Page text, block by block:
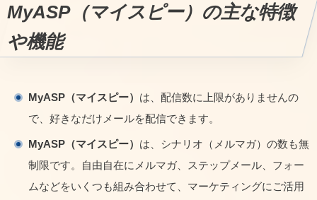
MyASP（マイスピー） の主な特徴
や機能
MyASP（マイスピー） は、配信数に上限がありませんの
で、好きなだけメールを配信できます。
MyASP（マイスピー） は、シナリオ（メルマガ）の数も無
制限です。自由自在にメルマガ、ステップメール、フォー
ムなどをいくつも組み合わせて、マーケティングにご活用